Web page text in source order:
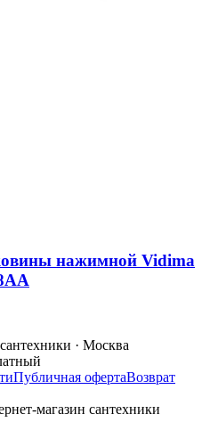
нажимной Vidima
· Москва
Публичная офертаВозврат
магазин сантехники